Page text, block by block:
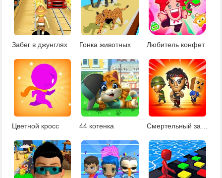
Забег в джунглях Гонка животных Любитель конфет
Цветной кросс 44 котенка